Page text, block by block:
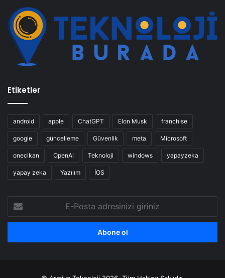
Etiketler
android apple ChatGPT Elon Musk franchise
google güncelleme Güvenlik meta Microsoft
onecikan OpenAl Teknoloji windows yapayzeka
yapay zeka Yazılım İOS
Posta
adresinizi